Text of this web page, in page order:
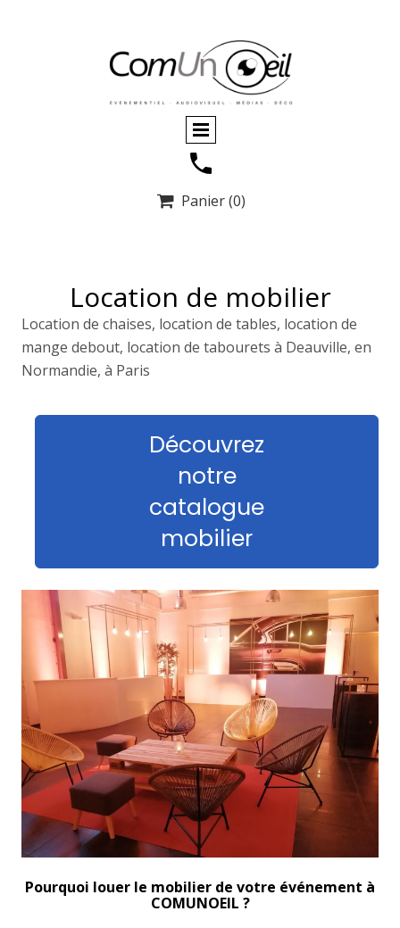
 Panier(0)
Location de mobilier
Location de chaises, location de tables, location de
mange debout, location de tabourets à Deauville, en
Normandie, à Paris
Découvrez
notre
catalogue
mobilier
Pourquoi louer le mobilier de votre événement à
COMUNOEIL ?